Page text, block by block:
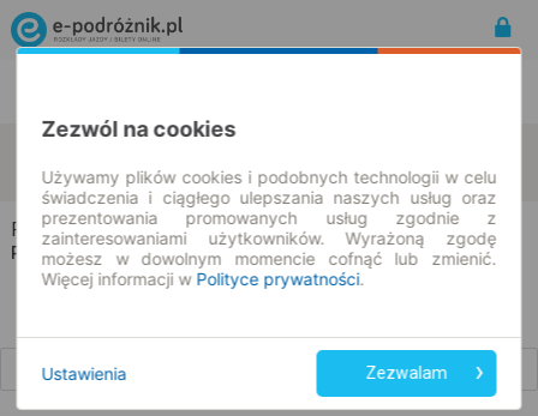
10.08.2026 | -- : --
Rawa Mazowiecka → Wrocław
Rozkład jazdy i bilety
Zezwól na cookies
Używamy plików cookies i podobnych technologii w celu
świadczenia i ciągłego ulepszania naszych usług oraz
prezentowania promowanych usług zgodnie z
zainteresowaniami użytkowników. Wyrażoną zgodę
możesz w dowolnym momencie cofnąć lub zmienić.
Więcej informacji w Polityce prywatności.
Ustawienia Zezwalam